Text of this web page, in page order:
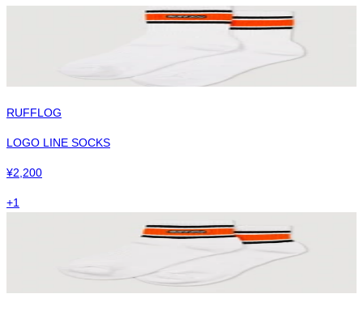
RUFFLOG
LOGO LINE SOCKS
¥2,200
+1